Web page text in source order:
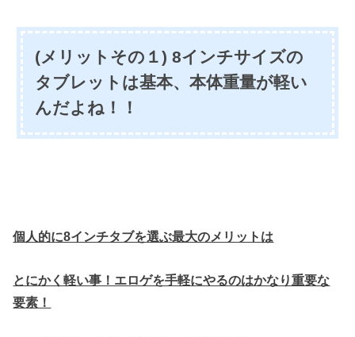
(メリットその１) 8インチサイズの
タブレットは基本、本体重量が軽い
んだよね！！
個人的に8インチタブを選ぶ最大のメリットは
とにかく軽い事！エロゲを手軽にやるのはかなり重要な
要素！